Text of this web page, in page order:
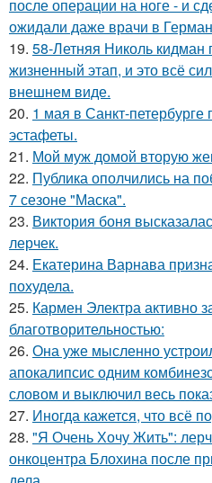
после операции на ноге - и
ожидали даже врачи в
19. 58-Летняя Николь
жизненный этап, и это всё
внешнем виде.
20. 1 мая в Санкт-
эстафеты.
21. Мой муж домой вторую
22. Публика ополчились на
7 сезоне "Маска".
23. Виктория боня
лерчек.
24. Екатерина Варнава
похудела.
25. Кармен Электра активно
благотворительностью:
26. Она уже мысленно
апокалипсис одним
словом и выключил весь
27. Иногда кажется, что всё
28. "Я Очень Хочу Жить":
онкоцентра Блохина после